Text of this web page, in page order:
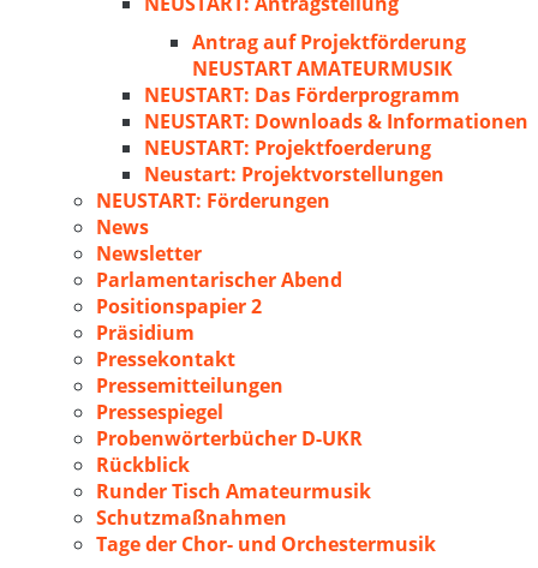
Antrag auf Projektförderung
NEUSTART AMATEURMUSIK
NEUSTART: Das Förderprogramm
NEUSTART: Downloads & Informationen
NEUSTART: Projektfoerderung
Neustart: Projektvorstellungen
NEUSTART: Förderungen
News
Newsletter
Parlamentarischer Abend
Positionspapier 2
Präsidium
Pressekontakt
Pressemitteilungen
Pressespiegel
Probenwörterbücher D-UKR
Rückblick
Runder Tisch Amateurmusik
Schutzmaßnahmen
Tage der Chor- und Orchestermusik